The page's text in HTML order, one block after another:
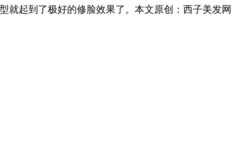
就起到了极好的修脸效果了。本文原创：西子美发网